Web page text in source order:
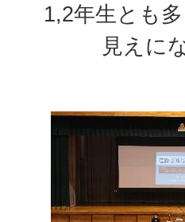
1,2年生とも
見えに